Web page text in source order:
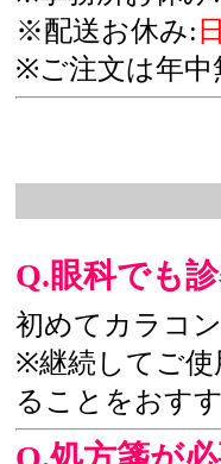
※配送お休み:
※ご注文は年中
Q.眼科でも
初めてカラコ
※継続してご使
ることをおす